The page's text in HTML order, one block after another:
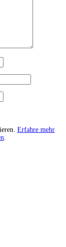
Erfahre mehr